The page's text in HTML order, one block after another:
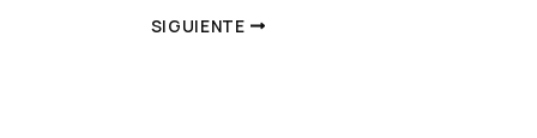
SIGUIENTE